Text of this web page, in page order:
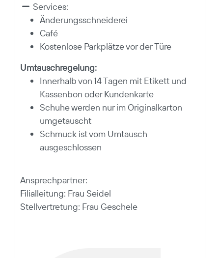
Services:
Änderungsschneiderei
Café
Kostenlose Parkplätze vor der Türe
Umtauschregelung:
Innerhalb von 14 Tagen mit Etikett und
Kassenbon oder Kundenkarte
Schuhe werden nur im Originalkarton
umgetauscht
Schmuck ist vom Umtausch
ausgeschlossen
Ansprechpartner:
Filialleitung: Frau Seidel
Stellvertretung: Frau Geschele